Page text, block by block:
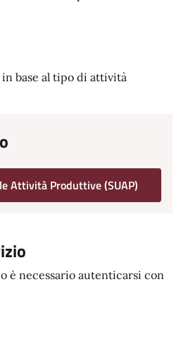
base al tipo di attività
Attività Produttive (SUAP)
è necessario autenticarsi con